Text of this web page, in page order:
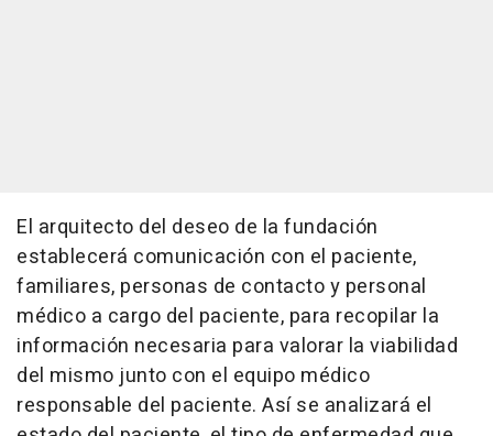
El arquitecto del deseo de la fundación
establecerá comunicación con el paciente,
familiares, personas de contacto y personal
médico a cargo del paciente, para recopilar la
información necesaria para valorar la viabilidad
del mismo junto con el equipo médico
responsable del paciente. Así se analizará el